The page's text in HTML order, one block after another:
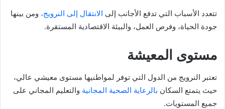
تتعدد الأسباب التي تدفع الأجانب إلى الانتقال إلى النرويج، ومن بينها
جودة الحياة، وفرص العمل، والبيئة الاقتصادية المستقرة.
مستوى المعيشة
تعتبر النرويج من الدول التي توفر لمواطنيها مستوى معيشي عالي،
حيث يتمتع السكان بالرعاية الصحية المجانية والتعليم المجاني على
جميع المستويات.